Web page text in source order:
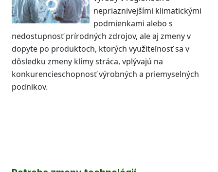
nepriaznivejšími klimatickými
podmienkami alebo s
nedostupnosť prírodných zdrojov, ale aj zmeny v
dopyte po produktoch, ktorých využiteľnosť sa v
dôsledku zmeny klímy stráca, vplývajú na
konkurencieschopnosť výrobných a priemyselných
podnikov.